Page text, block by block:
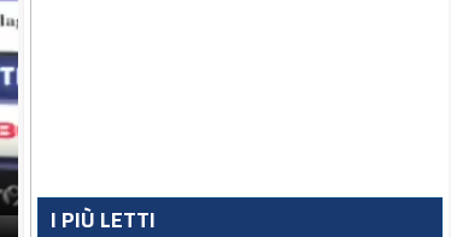
I PIÙ LETTI